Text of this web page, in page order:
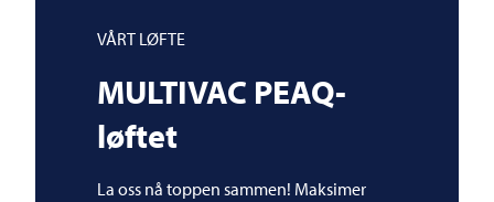
VÅRT LØFTE
MULTIVAC PEAQ-
løftet
La oss nå toppen sammen! Maksimer